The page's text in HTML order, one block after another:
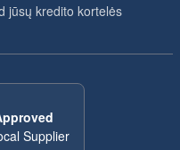
jūsų kredito kortelės
Supplier